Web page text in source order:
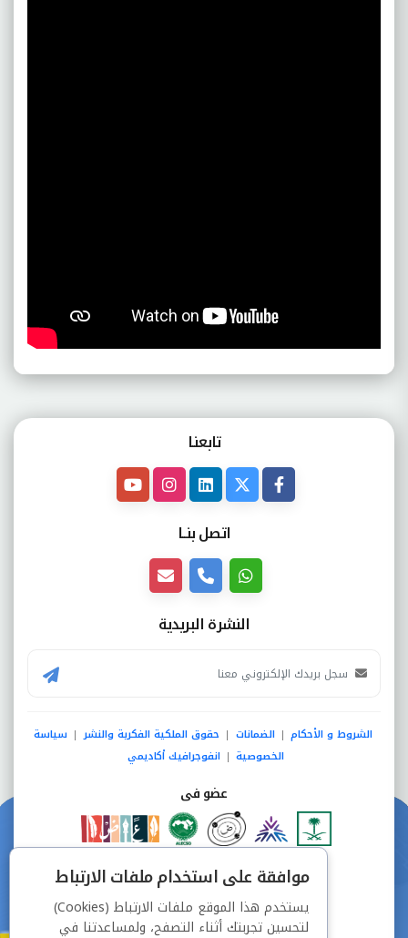
تابعنـا
اتصل بنــا
النشرة البريدية
الشروط و الأحكام | الضمانات | حقوق الملكية الفكرية والنشر | سياسة
الخصوصية | انفوجرافيك أكاديمي
عضو فى
دفع آمن من خلال
موافقة على استخدام ملفات الارتباط
يستخدم هذا الموقع ملفات الارتباط (Cookies)
لتحسين تجربتك أثناء التصفح، ولمساعدتنا في